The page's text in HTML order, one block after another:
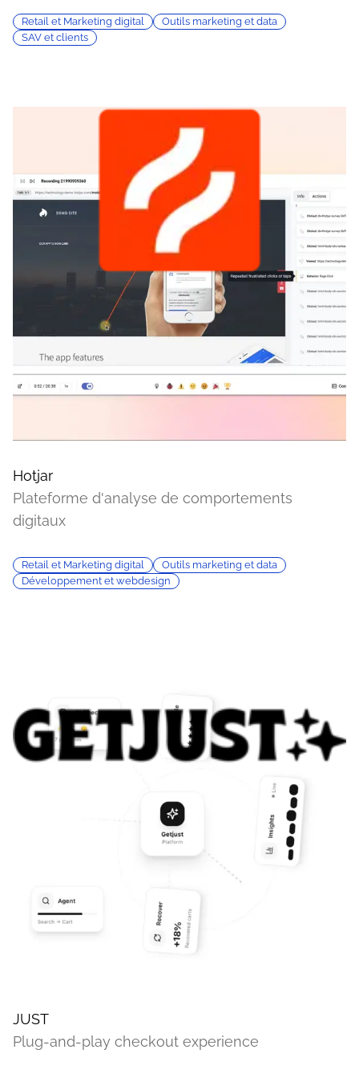
Retail et Marketing digital
Outils marketing et data
SAV et clients
Hotjar
Plateforme d'analyse de comportements
digitaux
Retail et Marketing digital
Outils marketing et data
Développement et webdesign
JUST
Plug-and-play checkout experience